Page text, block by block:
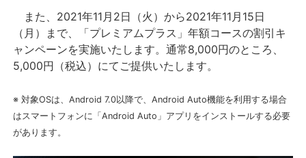
また、2021年11月2日（火）から2021年11月15日
（月）まで、「プレミアムプラス」年額コースの割引キ
ャンペーンを実施いたします。通常8,000円のところ、
5,000円（税込）にてご提供いたします。
※ 対象OSは、Android 7.0以降で、Android Auto機能を利用する場合
はスマートフォンに「Android Auto」アプリをインストールする必要
があります。